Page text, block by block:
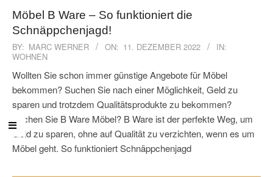
Möbel B Ware – So funktioniert die
Schnäppchenjagd!
2022-
12-
11
BY: MARC WERNER ON: 11. DEZEMBER 2022
IN:
WOHNEN
Wollten Sie schon immer günstige Angebote für Möbel
bekommen? Suchen Sie nach einer Möglichkeit, Geld zu
sparen und trotzdem Qualitätsprodukte zu bekommen?
Suchen Sie B Ware Möbel? B Ware ist der perfekte Weg, um
Geld zu sparen, ohne auf Qualität zu verzichten, wenn es um
Möbel geht. So funktioniert Schnäppchenjagd